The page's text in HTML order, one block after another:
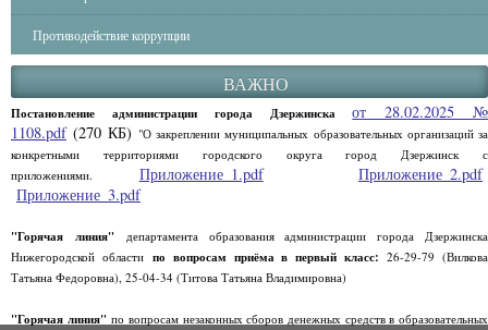
Противодействие коррупции
ВАЖНО
Постановление администрации города Дзержинскаот 28.02.2025 №
1108.pdf(270 КБ) "О закреплении муниципальных образовательных организаций за
конкретными территориями городского округа город Дзержинск с
приложениями. Приложение_1.pdf
Приложение_2.pdf
Приложение_3.pdf
"Горячая линия" департамента образования администрации города Дзержинска
Нижегородской области по вопросам приёма в первый класс: 26-29-79 (Вилкова
Татьяна Федоровна), 25-04-34 (Титова Татьяна Владимировна)
"Горячая линия"по вопросам незаконных сборов денежных средств в образовательных